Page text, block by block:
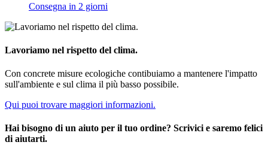
Consegna in 2 giorni
Lavoriamo nel rispetto del clima.
Con concrete misure ecologiche contibuiamo a mantenere l'impatto
sull'ambiente e sul clima il più basso possibile.
Qui puoi trovare maggiori informazioni.
Hai bisogno di un aiuto per il tuo ordine? Scrivici e saremo felici
di aiutarti.